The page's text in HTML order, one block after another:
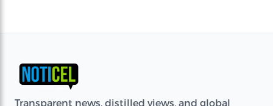
Transparent news, distilled views, and global